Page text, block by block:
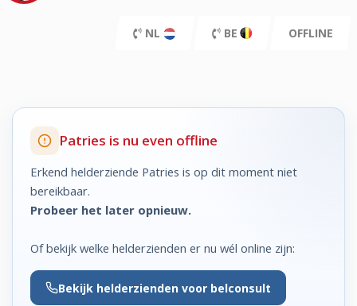
NL BE OFFLINE
Patries is nu even offline
Erkend helderziende Patries is op dit moment niet
bereikbaar.
Probeer het later opnieuw.
Of bekijk welke helderzienden er nu wél online zijn:
Bekijk helderzienden voor belconsult